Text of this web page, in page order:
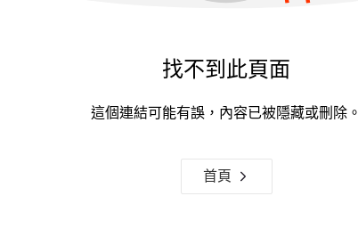
找不到此頁面
這個連結可能有誤，內容已被隱藏或刪除。
首頁